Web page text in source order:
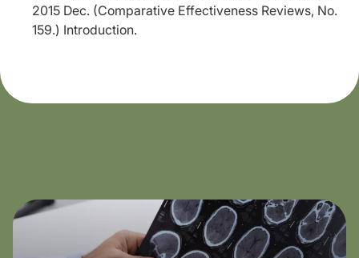
2015 Dec. (Comparative Effectiveness Reviews, No.
159.) Introduction.